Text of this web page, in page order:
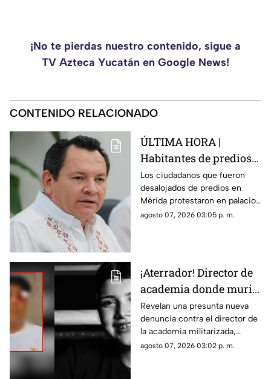
¡No te pierdas nuestro contenido, sigue a
TV Azteca Yucatán en Google News!
CONTENIDO RELACIONADO
ÚLTIMA HORA |
Habitantes de predios
desalojados en Mérida
se manifiestan en
palacio de gobierno
Los ciudadanos que fueron
desalojados de predios en
Mérida protestaron en palacio
de gobierno este 7 de agosto.
agosto 07, 2026 03:05 p. m.
¡Aterrador! Director de
academia donde murió
Dafne enfrena nueva
ACUSACIÓN contra otra
MENOR; esto se sabe
Revelan una presunta nueva
denuncia contra el director de
la academia militarizada,
donde murió la menor Dafne
agosto 07, 2026 03:02 p. m.